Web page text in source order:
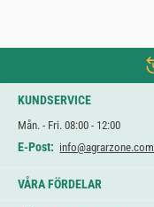
KUNDSERVICE
Mån. - Fri. 08:00 - 12:00
E-Post: info@agrarzone.com
VÅRA FÖRDELAR